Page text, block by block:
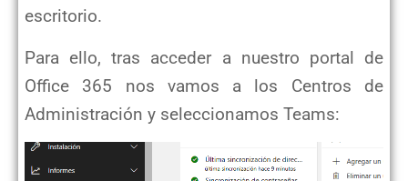
escritorio.
Para ello, tras acceder a nuestro portal de
Office 365 nos vamos a los Centros de
Administración y seleccionamos Teams: